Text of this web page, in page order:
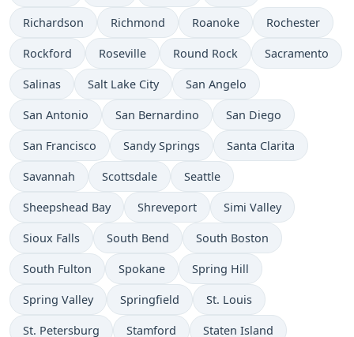
Richardson Richmond Roanoke Rochester
Rockford Roseville Round Rock Sacramento
Salinas Salt Lake City San Angelo
San Antonio San Bernardino San Diego
San Francisco Sandy Springs Santa Clarita
Savannah Scottsdale Seattle
Sheepshead Bay Shreveport Simi Valley
Sioux Falls South Bend South Boston
South Fulton Spokane Spring Hill
Spring Valley Springfield St. Louis
St. Petersburg Stamford Staten Island